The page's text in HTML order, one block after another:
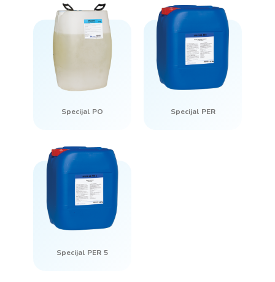
Specijal PO Specijal PER
Specijal PER 5